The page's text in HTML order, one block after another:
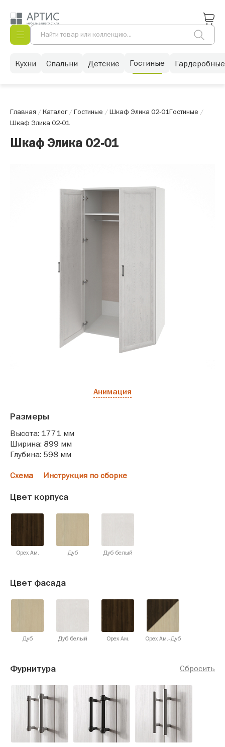
Кухни Спальни Детские Гостиные Гардеробные
Главная /Каталог/Гостиные /Шкаф Элика 02-01Гостиные /
Шкаф Элика 02-01
Шкаф Элика 02-01
Анимация
Размеры
Высота: 1771 мм
Ширина: 899 мм
Глубина: 598 мм
Схема Инструкция по сборке
Цвет корпуса
Орех Ам. Дуб Дуб белый
Цвет фасада
Дуб Дуб белый Орех Ам. Орех Ам.-Дуб
Сбросить
Фурнитура